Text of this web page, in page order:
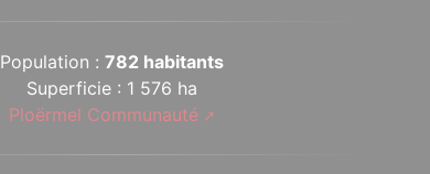
Population :782 habitants
Superficie : 1 576 ha
Ploërmel Communauté